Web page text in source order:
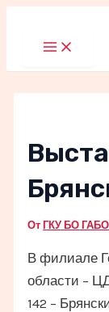
Main
Menu
ОтГКУ БО
В филиале
области –
142 –